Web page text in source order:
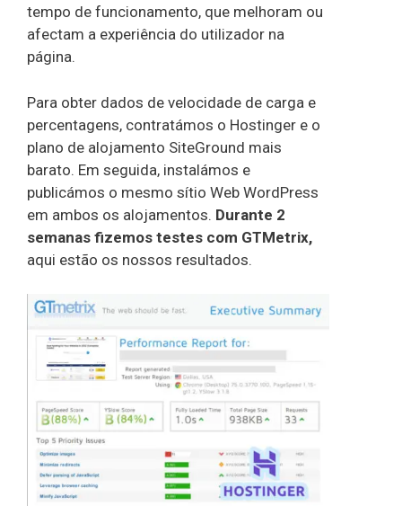
tempo de funcionamento, que melhoram ou
afectam a experiência do utilizador na
página.
Para obter dados de velocidade de carga e
percentagens, contratámos o Hostinger e o
plano de alojamento SiteGround mais
barato. Em seguida, instalámos e
publicámos o mesmo sítio Web WordPress
em ambos os alojamentos. Durante 2
semanas fizemos testes com GTMetrix,
aqui estão os nossos resultados.